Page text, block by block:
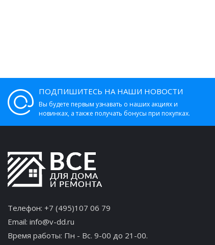
ПОДПИШИТЕСЬ НА НАШИ НОВОСТИ
Вы будете первым узнавать о наших акциях и
новинках, а также получать бонусы при покупках.
Телефон: +7 (495)107 06 79
Email: info@v-dd.ru
Время работы: Пн - Вс. 9-00 до 21-00.